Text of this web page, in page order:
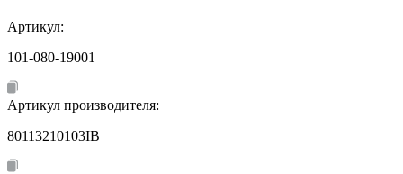
Артикул:
101-080-19001
Артикул производителя:
80113210103IB